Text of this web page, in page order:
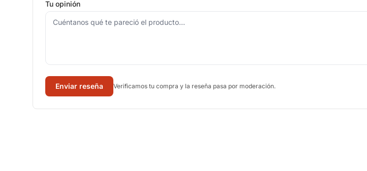
Tu opinión
Enviar reseña Verificamos tu compra y la reseña pasa por moderación.